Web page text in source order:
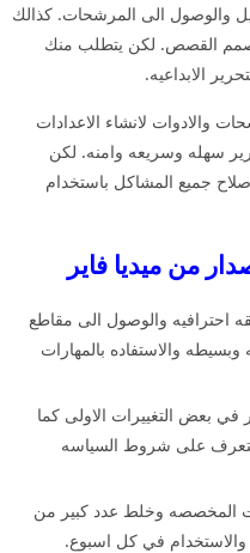
والوصول الى المرشحات. كذالك
صمم القصص. لكن يتطلب منك
الابداعيه.
والادوات لانشاء الاعدادات
سهله وسريعه وامنه. لكن
جميع المشاكل باستخدام
احترافيه والوصول الى مقاطع
وبسيطه والاستفاده بالمهارات
بعض التغييرات الاولى كما
على شروط السياسه
المخصصه وخلط عدد كبير من
والاستخدام في كل اسبوع.